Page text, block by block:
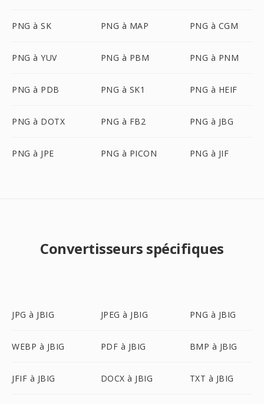
PNG à SK PNG à MAP PNG à CGM
PNG à YUV PNG à PBM PNG à PNM
PNG à PDB PNG à SK1 PNG à HEIF
PNG à DOTX PNG à FB2 PNG à JBG
PNG à JPE PNG à PICON PNG à JIF
Convertisseurs spécifiques
JPG à JBIG JPEG à JBIG PNG à JBIG
WEBP à JBIG PDF à JBIG BMP à JBIG
JFIF à JBIG DOCX à JBIG TXT à JBIG